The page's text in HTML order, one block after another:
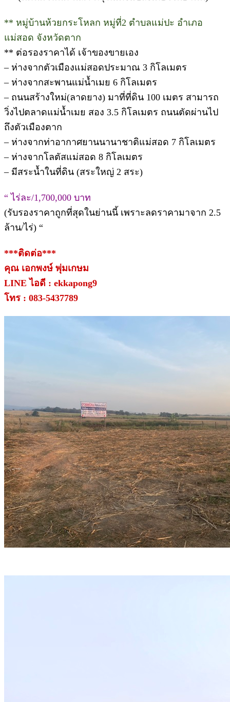
** หมู่บ้านห้วยกระโหลก หมู่ที่2 ตำบลแม่ปะ อำเภอ
แม่สอด จังหวัดตาก
** ต่อรองราคาได้ เจ้าของขายเอง
– ห่างจากตัวเมืองแม่สอดประมาณ 3 กิโลเมตร
– ห่างจากสะพานแม่น้ำเมย 6 กิโลเมตร
– ถนนสร้างใหม่(ลาดยาง) มาที่ที่ดิน 100 เมตร สามารถ
วิ่งไปตลาดแม่น้ำเมย สอง 3.5 กิโลเมตร ถนนตัดผ่านไป
ถึงตัวเมืองตาก
– ห่างจากท่าอากาศยานนานาชาติแม่สอด 7 กิโลเมตร
– ห่างจากโลตัสแม่สอด 8 กิโลเมตร
– มีสระน้ำในที่ดิน (สระใหญ่ 2 สระ)
“ ไร่ละ/1,700,000 บาท
(รับรองราคาถูกที่สุดในย่านนี้ เพราะลดราคามาจาก 2.5
ล้าน/ไร่) “
***ติดต่อ***
คุณ เอกพงษ์ พุ่มเกษม
LINE ไอดี : ekkapong9
โทร : 083-5437789